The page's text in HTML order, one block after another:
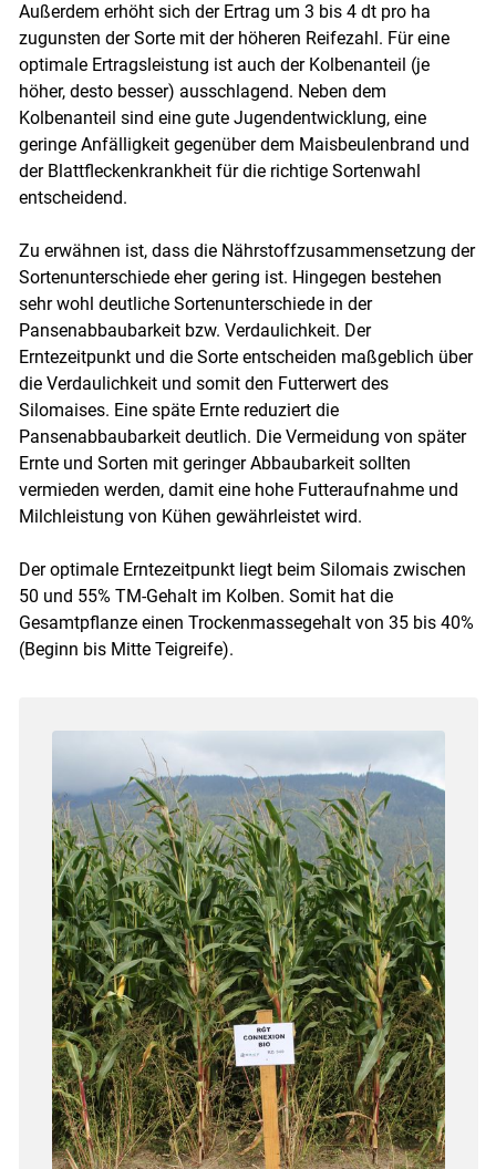
Skip to main content
Außerdem erhöht sich der Ertrag um 3 bis 4 dt pro ha
zugunsten der Sorte mit der höheren Reifezahl. Für eine
optimale Ertragsleistung ist auch der Kolbenanteil (je
höher, desto besser) ausschlagend. Neben dem
Kolbenanteil sind eine gute Jugendentwicklung, eine
geringe Anfälligkeit gegenüber dem Maisbeulenbrand und
der Blattfleckenkrankheit für die richtige Sortenwahl
entscheidend.
Zu erwähnen ist, dass die Nährstoffzusammensetzung der
Sortenunterschiede eher gering ist. Hingegen bestehen
sehr wohl deutliche Sortenunterschiede in der
Pansenabbaubarkeit bzw. Verdaulichkeit. Der
Erntezeitpunkt und die Sorte entscheiden maßgeblich über
die Verdaulichkeit und somit den Futterwert des
Silomaises. Eine späte Ernte reduziert die
Pansenabbaubarkeit deutlich. Die Vermeidung von später
Ernte und Sorten mit geringer Abbaubarkeit sollten
vermieden werden, damit eine hohe Futteraufnahme und
Milchleistung von Kühen gewährleistet wird.
Der optimale Erntezeitpunkt liegt beim Silomais zwischen
50 und 55% TM-Gehalt im Kolben. Somit hat die
Gesamtpflanze einen Trockenmassegehalt von 35 bis 40%
(Beginn bis Mitte Teigreife).